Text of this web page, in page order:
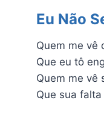
Eu Não
Quem me vê
Que eu tô
Quem me vê
Que sua